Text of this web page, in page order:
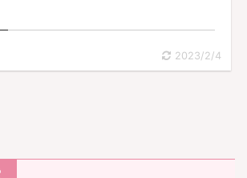
2023/2/4